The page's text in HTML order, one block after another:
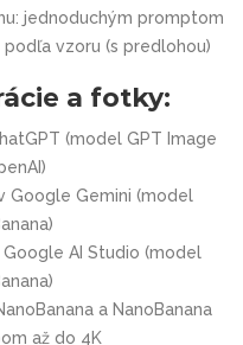
jednoduchým promptom
vzoru (s predlohou)
a fotky:
(model GPT Image
Google Gemini (model
AI Studio (model
a NanoBanana
až do 4K